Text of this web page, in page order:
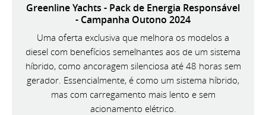
Greenline Yachts - Pack de Energia Responsável
- Campanha Outono 2024
Uma oferta exclusiva que melhora os modelos a
diesel com benefícios semelhantes aos de um sistema
híbrido, como ancoragem silenciosa até 48 horas sem
gerador. Essencialmente, é como um sistema híbrido,
mas com carregamento mais lento e sem
acionamento elétrico.